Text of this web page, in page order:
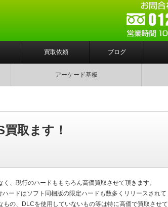
買取依頼 ブログ
アーケード基板
取ます！
く、現行のハードももちろん高価買取させて頂きます。
ードはソフト同梱版の限定ハードも数多くリリースされて
もの、DLCを使用していないもの等は特に高価で買取させて